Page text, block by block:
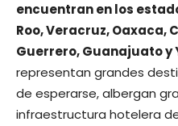
encuentran en los
Roo, Veracruz, Oaxaca,
Guerrero, Guanajuato y
representan grandes
de esperarse, albergan
infraestructura hotelera